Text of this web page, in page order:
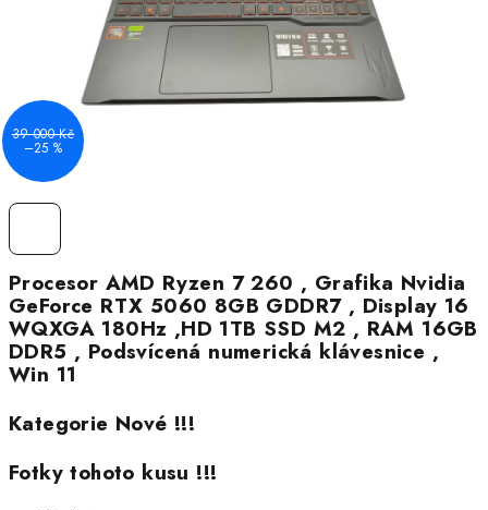
Procesor AMD Ryzen 7 260 , Grafika Nvidia
GeForce RTX 5060 8GB GDDR7 , Display 16
WQXGA 180Hz ,HD 1TB SSD M2 , RAM 16GB
DDR5 , Podsvícená numerická klávesnice ,
Win 11
Kategorie Nové !!!
Fotky tohoto kusu !!!
39 000 Kč
–25 %